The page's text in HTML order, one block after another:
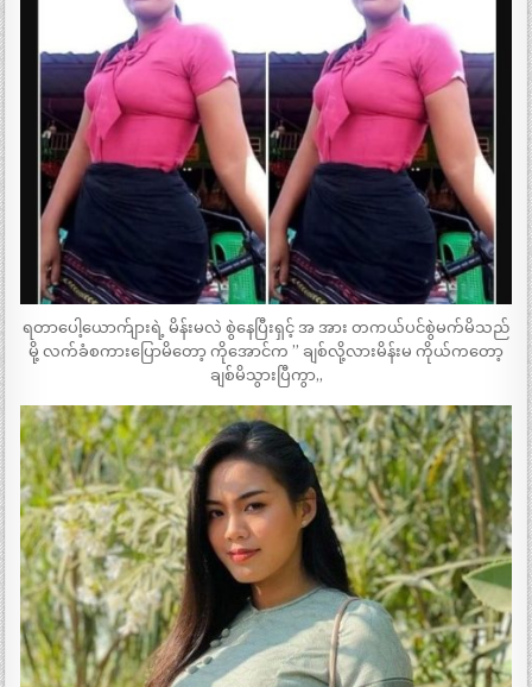
ရတာပေါ့ယောက်ျားရဲ့ မိန်းမလဲ စွဲနေပြီးရှင့် အ အား တကယ်ပင်စွဲမက်မိသည်
မို့ လက်ခံစကားပြောမိတော့ ကိုအောင်က ” ချစ်လို့လားမိန်းမ ကိုယ်ကတော့
ချစ်မိသွားပြီကွာ„